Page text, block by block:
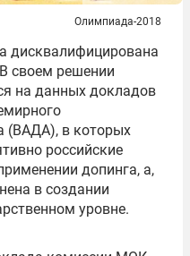
Олимпиада-2018
дисквалифицирована
своем решении
на данных докладов
(ВАДА), в которых
российские
допинга, а,
в создании
уровне.